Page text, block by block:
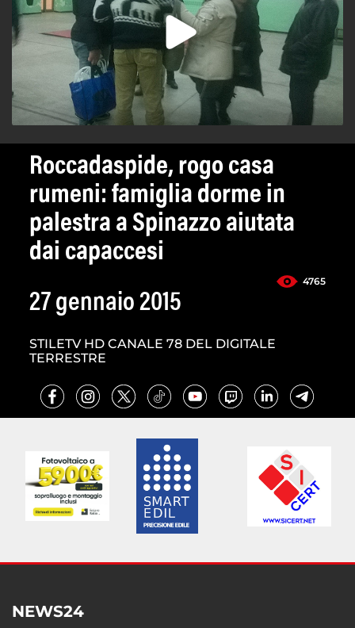
Roccadaspide, rogo casa
rumeni: famiglia dorme in
palestra a Spinazzo aiutata
dai capaccesi
4765
27 gennaio 2015
STILETV HD CANALE 78 DEL DIGITALE
TERRESTRE
NEWS24